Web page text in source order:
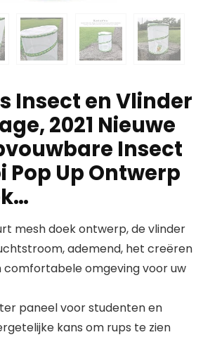
Insect en Vlinder
2021 Nieuwe
Insect
Pop Up Ontwerp
mesh doek ontwerp, de vlinder
ademend, het creëren
comfortabele omgeving voor uw
paneel voor studenten en
kans om rups te zien